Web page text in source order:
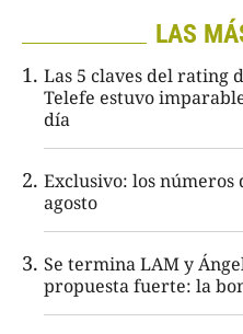
LAS
Las 5 claves del rating
Telefe estuvo
día
Exclusivo: los
agosto
Se termina LAM y
propuesta fuerte: la